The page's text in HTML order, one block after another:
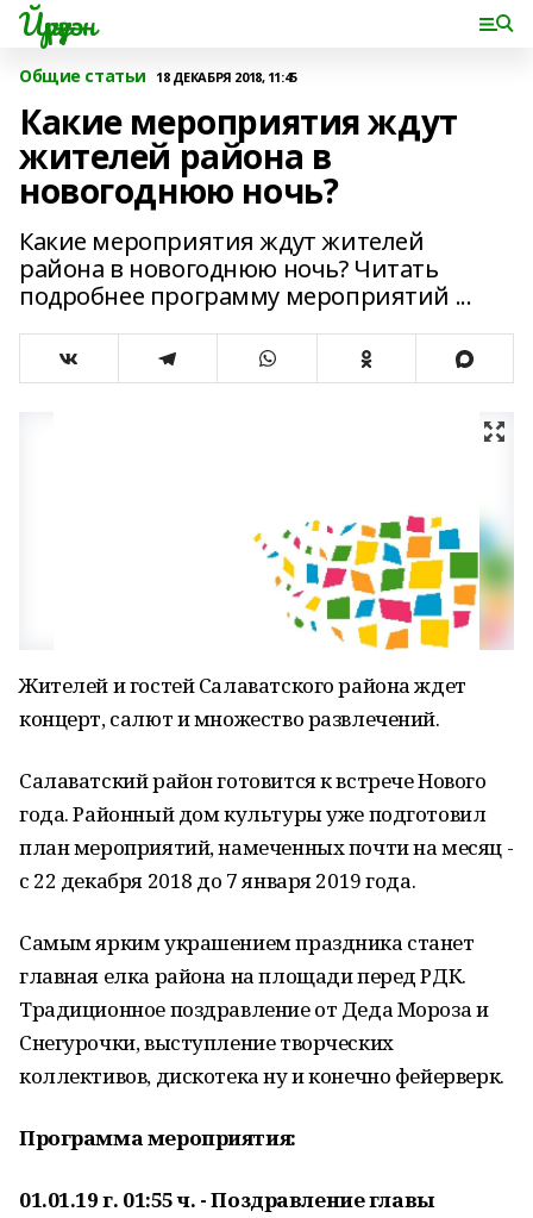
Йүрүҙән
Общие статьи 18 ДЕКАБРЯ 2018, 11:45
Какие мероприятия ждут
жителей района в
новогоднюю ночь?
Какие мероприятия ждут жителей
района в новогоднюю ночь? Читать
подробнее программу мероприятий ...
Жителей и гостей Салаватского района ждет
концерт, салют и множество развлечений.
Салаватский район готовится к встрече Нового
года. Районный дом культуры уже подготовил
план мероприятий, намеченных почти на месяц -
с 22 декабря 2018 до 7 января 2019 года.
Самым ярким украшением праздника станет
главная елка района на площади перед РДК.
Традиционное поздравление от Деда Мороза и
Снегурочки, выступление творческих
коллективов, дискотека ну и конечно фейерверк.
Программа мероприятия:
01.01.19 г. 01:55 ч. - Поздравление главы